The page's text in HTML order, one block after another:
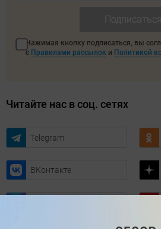
Нажимая кнопку подписаться, вы
с Правилами рассылок и Политикой
Читайте нас в соц. сетях
Telegram
ВКонтакте